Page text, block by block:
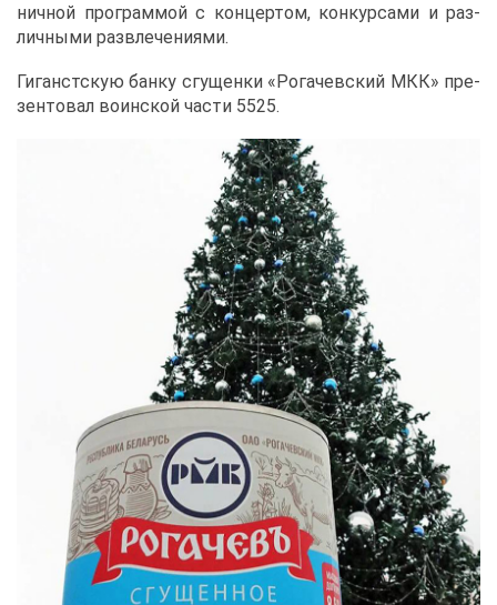
нич­ной про­грам­мой с кон­цер­том, кон­кур­са­ми и раз­
лич­ны­ми раз­вле­че­ни­я­ми.
Ги­ганст­скую бан­ку сгу­щен­ки «Ро­га­чев­ский МКК» пре­
зен­то­вал во­ин­ской ча­сти 5525.